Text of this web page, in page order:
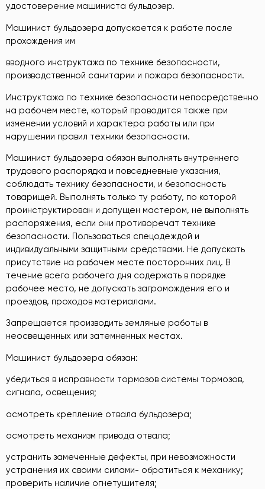
удостоверение машиниста бульдозер.
Машинист бульдозера допускается к работе после
прохождения им
вводного инструктажа по технике безопасности,
производственной санитарии и пожара безопасности.
Инструктажа по технике безопасности непосредственно
на рабочем месте, который проводится также при
изменении условий и характера работы или при
нарушении правил техники безопасности.
Машинист бульдозера обязан выполнять внутреннего
трудового распорядка и повседневные указания,
соблюдать технику безопасности, и безопасность
товарищей. Выполнять только ту работу, по которой
проинструктирован и допущен мастером, не выполнять
распоряжения, если они противоречат технике
безопасности. Пользоваться спецодеждой и
индивидуальными защитными средствами. Не допускать
присутствие на рабочем месте посторонних лиц. В
течение всего рабочего дня содержать в порядке
рабочее место, не допускать загромождения его и
проездов, проходов материалами.
Запрещается производить земляные работы в
неосвещенных или затемненных местах.
Машинист бульдозера обязан:
убедиться в исправности тормозов системы тормозов,
сигнала, освещения;
осмотреть крепление отвала бульдозера;
осмотреть механизм привода отвала;
устранить замеченные дефекты, при невозможности
устранения их своими силами- обратиться к механику;
проверить наличие огнетушителя;